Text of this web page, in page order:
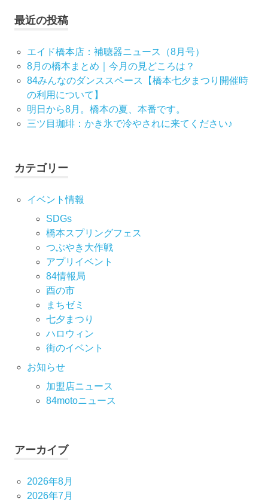
ゲ
シ
ョ
ン
最近の投稿
エイド橋本店：補聴器ニュース（8月号）
8月の橋本まとめ｜今月の見どころは？
84みんなのダンススペース【橋本七夕まつり開催時
の利用について】
明日から8月。橋本の夏、本番です。
三ツ目珈琲：かき氷で冷やされに来てください♪
カテゴリー
イベント情報
SDGs
橋本スプリングフェス
つぶやき大作戦
アプリイベント
84情報局
酉の市
まちゼミ
七⼣まつり
ハロウィン
街のイベント
お知らせ
加盟店ニュース
84motoニュース
アーカイブ
2026年8月
2026年7月